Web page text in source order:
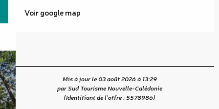
Voir google map
Mis à jour le 03 août 2026 à 13:29
par Sud Tourisme Nouvelle-Calédonie
(Identifiant de l'offre :5578986)